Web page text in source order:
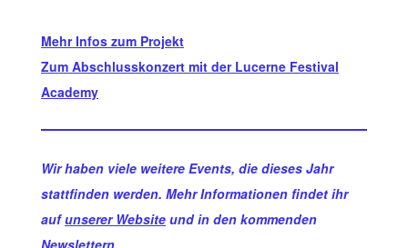
Mehr Infos zum Projekt
Zum Abschlusskonzert mit der Lucerne Festival
Academy
Wir haben viele weitere Events, die dieses Jahr
stattfinden werden. Mehr Informationen findet ihr
aufunserer Website und in den kommenden
Newslettern.